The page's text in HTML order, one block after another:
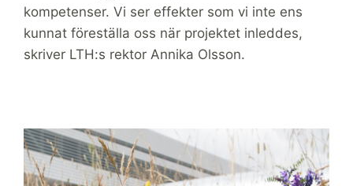
kompetenser. Vi ser effekter som vi inte ens
kunnat föreställa oss när projektet inleddes,
skriver LTH:s rektor Annika Olsson.